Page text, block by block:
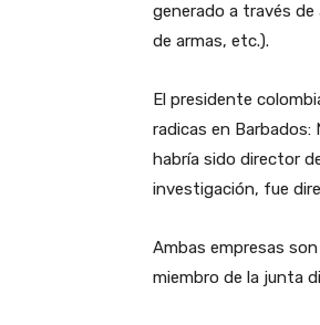
generado a través
de armas, etc.).
El presidente
radicas en Barbados:
habría sido director
investigación, fue
Ambas empresas
miembro de la junta